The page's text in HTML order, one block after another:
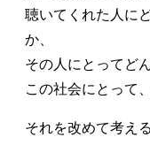
聴いてくれた人に
か、
その人にとってど
この社会にとって
それを改めて考え